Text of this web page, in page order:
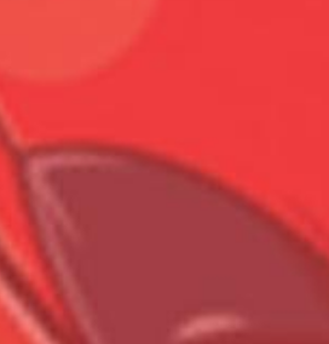
Всего позиций в корзине